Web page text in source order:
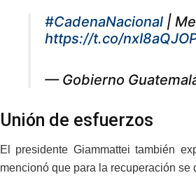
#CadenaNacional |
https://t.co/
— Gobierno
Unión de esfuerzos
El presidente Giammattei también
mencionó que para la recuperación